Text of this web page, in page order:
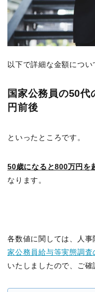
以下で詳細な金額につい
国家公務員の50代
円前後
といったところです。
50歳になると800万円を
なります。
各数値に関しては、人
家公務員給与等実態調
いたしましたので、ご確